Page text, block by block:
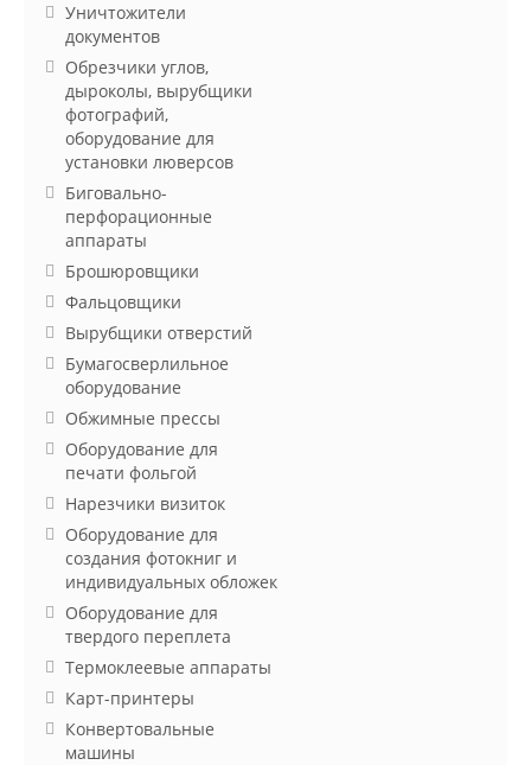
Уничтожители
документов
Обрезчики углов,
дыроколы, вырубщики
фотографий,
оборудование для
установки люверсов
Биговально-
перфорационные
аппараты
Брошюровщики
Фальцовщики
Вырубщики отверстий
Бумагосверлильное
оборудование
Обжимные прессы
Оборудование для
печати фольгой
Нарезчики визиток
Оборудование для
создания фотокниг и
индивидуальных обложек
Оборудование для
твердого переплета
Термоклеевые аппараты
Карт-принтеры
Конвертовальные
машины